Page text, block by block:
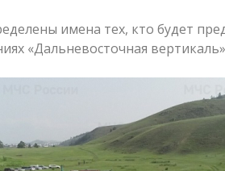
имена тех, кто будет
«Дальневосточная